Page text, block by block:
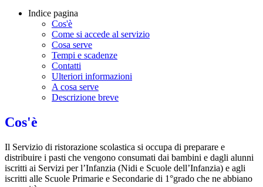
Indice pagina
Cos'è
Come si accede al servizio
Cosa serve
Tempi e scadenze
Contatti
Ulteriori informazioni
A cosa serve
Descrizione breve
Cos'è
Il Servizio di ristorazione scolastica si occupa di preparare e
distribuire i pasti che vengono consumati dai bambini e dagli alunni
iscritti ai Servizi per l’Infanzia (Nidi e Scuole dell’Infanzia) e agli
iscritti alle Scuole Primarie e Secondarie di 1°grado che ne abbiano